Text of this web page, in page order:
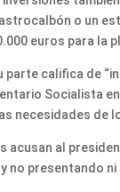
o un
euros para la
parte califica de
Socialista
necesidades de
acusan al
no presentando